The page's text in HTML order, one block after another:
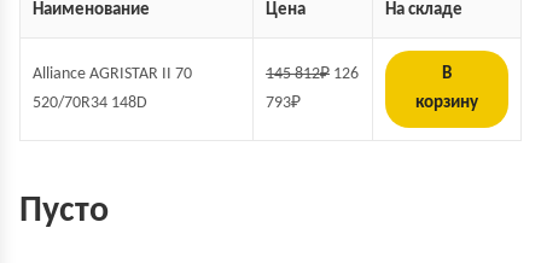
Наименование Цена На складе
Alliance AGRISTAR II 70
520/70R34 148D
145 812₽ 126
793₽
В
корзину
Пусто